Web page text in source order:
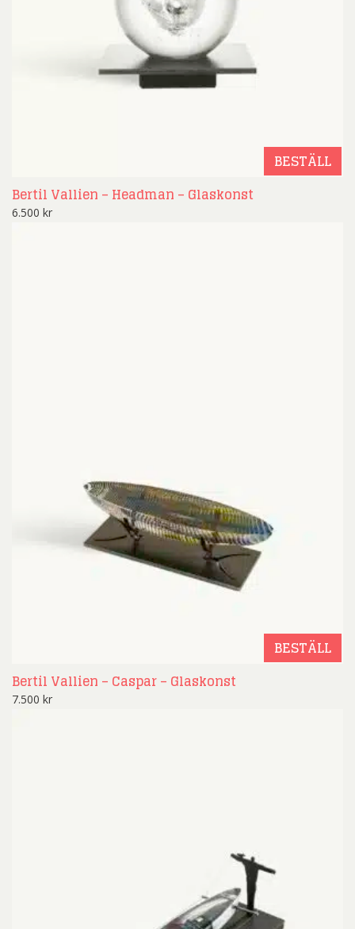
BESTÄLL
Bertil Vallien – Headman – Glaskonst
6.500 kr
BESTÄLL
Bertil Vallien – Caspar – Glaskonst
7.500 kr